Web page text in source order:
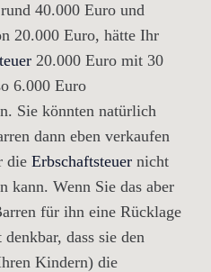
40.000 Euro und
20.000 Euro, hätte Ihr
20.000 Euro mit 30
6.000 Euro
Sie könnten natürlich
dann eben verkaufen
die Erbschaftsteuer nicht
kann. Wenn Sie das aber
für ihn eine Rücklage
dass sie den
Kindern) die